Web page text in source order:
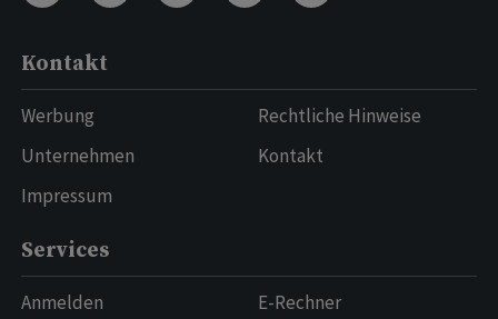
Kontakt
Werbung
Unternehmen
Impressum
Rechtliche Hinweise
Kontakt
Services
Anmelden
E-Rechner